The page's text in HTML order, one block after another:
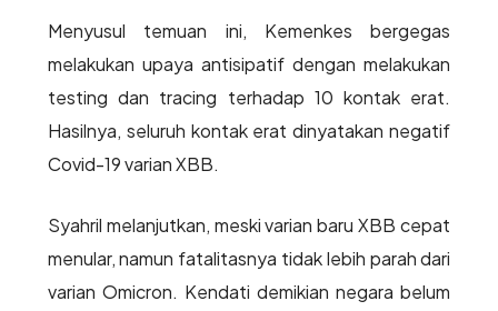
Menyusul temuan ini, Kemenkes bergegas
melakukan upaya antisipatif dengan melakukan
testing dan tracing terhadap 10 kontak erat.
Hasilnya, seluruh kontak erat dinyatakan negatif
Covid-19 varian XBB.
Syahril melanjutkan, meski varian baru XBB cepat
menular, namun fatalitasnya tidak lebih parah dari
varian Omicron. Kendati demikian negara belum